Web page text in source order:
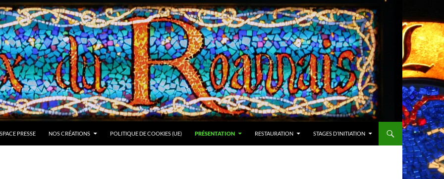
PRESSE NOS CRÉATIONS POLITIQUE DE COOKIES (UE) PRÉSENTATION RESTAURATION STAGES D’INITIATION